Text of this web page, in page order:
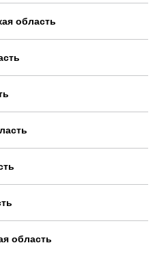
область
область